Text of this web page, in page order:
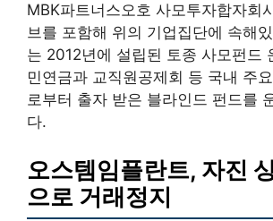
MBK파트너스오호 사모투자합자회
브를 포함해 위의 기업집단에 속해
는 2012년에 설립된 토종 사모펀드
민연금과 교직원공제회 등 국내 주
로부터 출자 받은 블라인드 펀드를
다.
오스템임플란트, 자진
으로 거래정지